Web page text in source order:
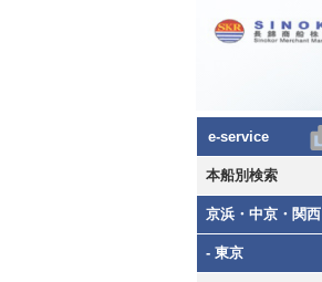
e-service
本船別検索
京浜・中京・関西
- 東京